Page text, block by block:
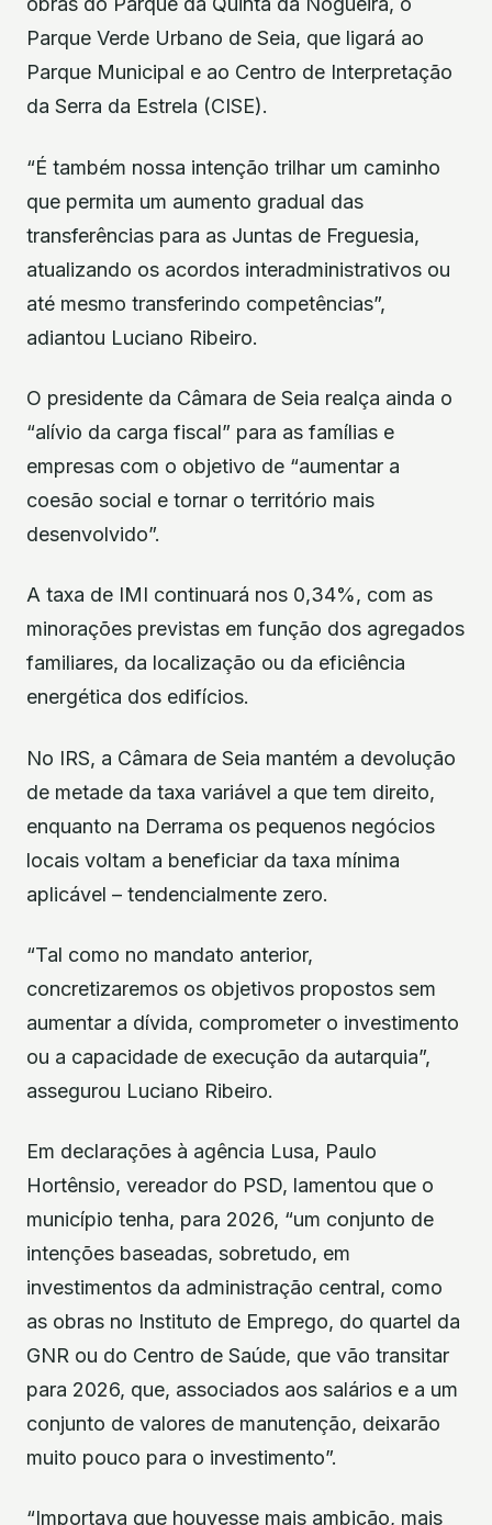
Parque Verde Urbano de Seia, que ligará ao
Parque Municipal e ao Centro de Interpretação
da Serra da Estrela (CISE).
“É também nossa intenção trilhar um caminho
que permita um aumento gradual das
transferências para as Juntas de Freguesia,
atualizando os acordos interadministrativos ou
até mesmo transferindo competências”,
adiantou Luciano Ribeiro.
O presidente da Câmara de Seia realça ainda o
“alívio da carga fiscal” para as famílias e
empresas com o objetivo de “aumentar a
coesão social e tornar o território mais
desenvolvido”.
A taxa de IMI continuará nos 0,34%, com as
minorações previstas em função dos agregados
familiares, da localização ou da eficiência
energética dos edifícios.
No IRS, a Câmara de Seia mantém a devolução
de metade da taxa variável a que tem direito,
enquanto na Derrama os pequenos negócios
locais voltam a beneficiar da taxa mínima
aplicável – tendencialmente zero.
“Tal como no mandato anterior,
concretizaremos os objetivos propostos sem
aumentar a dívida, comprometer o investimento
ou a capacidade de execução da autarquia”,
assegurou Luciano Ribeiro.
Em declarações à agência Lusa, Paulo
Hortênsio, vereador do PSD, lamentou que o
município tenha, para 2026, “um conjunto de
intenções baseadas, sobretudo, em
investimentos da administração central, como
as obras no Instituto de Emprego, do quartel da
GNR ou do Centro de Saúde, que vão transitar
para 2026, que, associados aos salários e a um
conjunto de valores de manutenção, deixarão
muito pouco para o investimento”.
“Importava que houvesse mais ambição, mais